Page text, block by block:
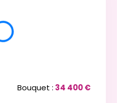
Bouquet : 34 400 €